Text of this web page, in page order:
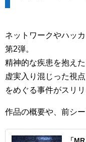
ネットワークやハッ
第2弾。
精神的な疾患を抱え
虚実入り混じった視
をめぐる事件がスリ
作品の概要や、前シ
「